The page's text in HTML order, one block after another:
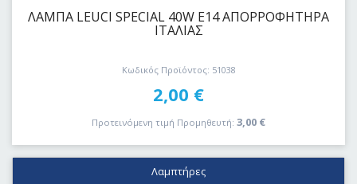
Λαμπτήρες
ΛΑΜΠΑ LEUCI SPECIAL 40W E14 ΑΠΟΡΡΟΦΗΤΗΡΑ
ΙΤΑΛΙΑΣ
Κωδικός Προϊόντος: 51038
2,00 €
Προτεινόμενη τιμή Προμηθευτή: 3,00 €